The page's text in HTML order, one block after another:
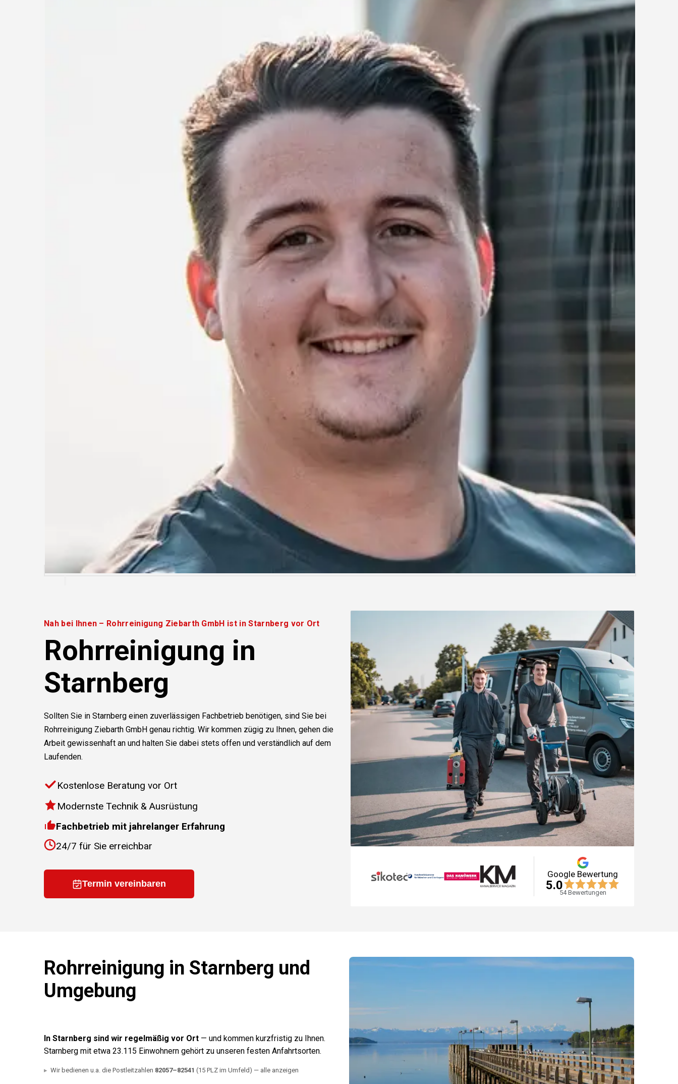
Nah bei Ihnen – Rohrreinigung Ziebarth GmbH ist in Starnberg vor Ort
Rohrreinigung in
Starnberg
Sollten Sie in Starnberg einen zuverlässigen Fachbetrieb benötigen, sind Sie bei
Rohrreinigung Ziebarth GmbH genau richtig. Wir kommen zügig zu Ihnen, gehen die
Arbeit gewissenhaft an und halten Sie dabei stets offen und verständlich auf dem
Laufenden.
Kostenlose Beratung vor Ort
Modernste Technik & Ausrüstung
Fachbetrieb mit jahrelanger Erfahrung
24/7 für Sie erreichbar
Termin vereinbaren
Google Bewertung
5.0
54Bewertungen
Rohrreinigung in Starnberg und
Umgebung
In Starnberg sind wir regelmäßig vor Ort — und kommen kurzfristig zu Ihnen.
Starnberg mit etwa 23.115 Einwohnern gehört zu unseren festen Anfahrtsorten.
Wir bedienen u.a. die Postleitzahlen 82057–82541 (15 PLZ im Umfeld) — alle anzeigen